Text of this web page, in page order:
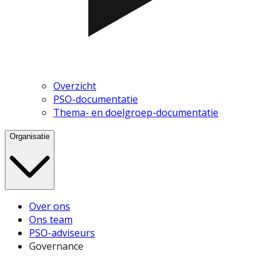
Overzicht
PSO-documentatie
Thema- en doelgroep-documentatie
Organisatie
Over ons
Ons team
PSO-adviseurs
Governance